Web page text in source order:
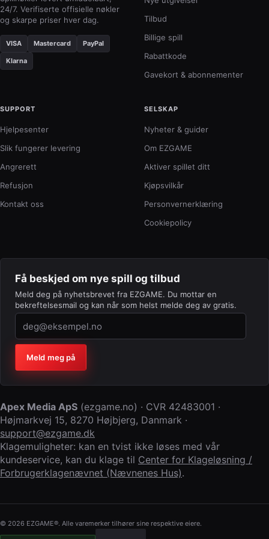
24/7. Verifiserte offisielle nøkler
og skarpe priser hver dag.
VISA Mastercard PayPal
Klarna
Tilbud
Billige spill
Rabattkode
Gavekort & abonnementer
SUPPORT
Hjelpesenter
Slik fungerer levering
Angrerett
Refusjon
Kontakt oss
SELSKAP
Nyheter & guider
Om EZGAME
Aktiver spillet ditt
Kjøpsvilkår
Personvernerklæring
Cookiepolicy
Få beskjed om nye spill og tilbud
Meld deg på nyhetsbrevet fra EZGAME. Du mottar en
bekreftelsesmail og kan når som helst melde deg av gratis.
Firma (la feltet stå tomt)
Meld meg på
Apex Media ApS (ezgame.no) · CVR 42483001 ·
Højmarkvej 15, 8270 Højbjerg, Danmark ·
support@ezgame.dk
Klagemuligheter: kan en tvist ikke løses med vår
kundeservice, kan du klage til Center for Klageløsning /
Forbrugerklagenævnet (Nævnenes Hus).
© 2026 EZGAME®. Alle varemerker tilhører sine respektive eiere.